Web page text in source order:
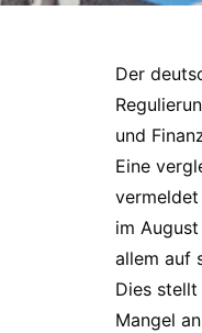
Der
und
Eine
im
allem auf
Dies
Mangel